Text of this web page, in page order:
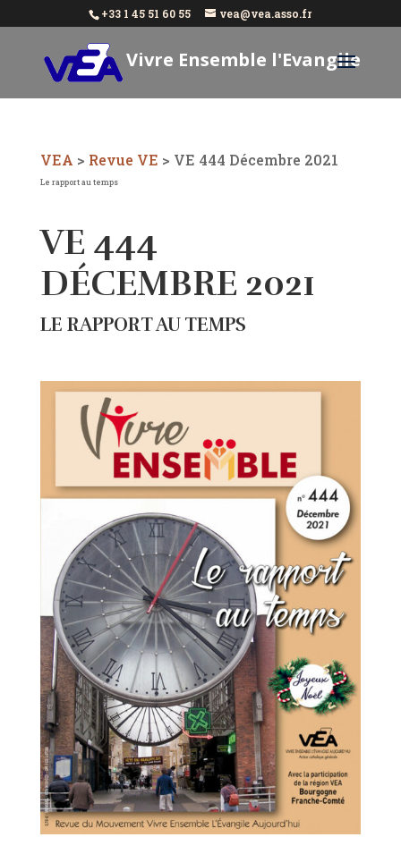
+33 1 45 51 60 55 vea@vea.asso.fr
Vivre Ensemble l'Evangile
VEA > Revue VE > VE 444 Décembre 2021
Le rapport au temps
VE 444
DÉCEMBRE 2021
LE RAPPORT AU TEMPS